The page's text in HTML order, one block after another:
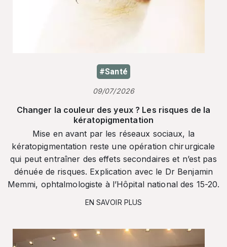
#Santé
09/07/2026
Changer la couleur des yeux ? Les risques de la
kératopigmentation
Mise en avant par les réseaux sociaux, la
kératopigmentation reste une opération chirurgicale
qui peut entraîner des effets secondaires et n’est pas
dénuée de risques. Explication avec le Dr Benjamin
Memmi, ophtalmologiste à l’Hôpital national des 15-20.
EN SAVOIR PLUS